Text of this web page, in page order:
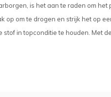
is het aan te raden om
op om te drogen en strijk het op
in topconditie te houden. Met